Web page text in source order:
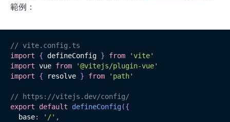
範例：
// vite.config.ts
import
{ defineConfig } from
'vite'
import vue from
'@vitejs/plugin-vue'
import
{ resolve } from 'path'
// https://vitejs.dev/config/
export default defineConfig({
  base
: '/' ,